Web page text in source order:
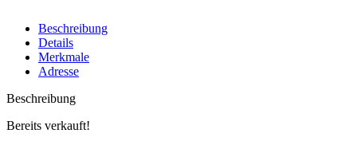
Beschreibung
Details
Merkmale
Adresse
Beschreibung
Bereits verkauft!